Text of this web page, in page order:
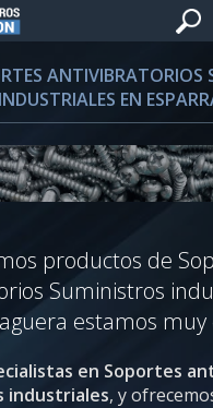
ANTIVIBRATORIOS
INDUSTRIALES EN
productos de
Suministros
estamos muy
en Soportes
industriales, y